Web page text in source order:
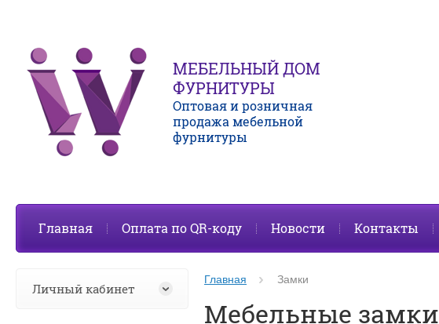
МЕБЕЛЬНЫЙ ДОМ
ФУРНИТУРЫ
Оптовая и розничная
продажа мебельной
фурнитуры
Главная Оплата по QR-коду Новости Контакты
Главная Замки
Мебельные замки
Личный кабинет